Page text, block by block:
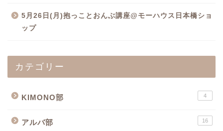
5月26日(月)抱っことおんぶ講座@モーハウス日本橋ショ
ップ
カテゴリー
KIMONO部 4
アルバ部 16